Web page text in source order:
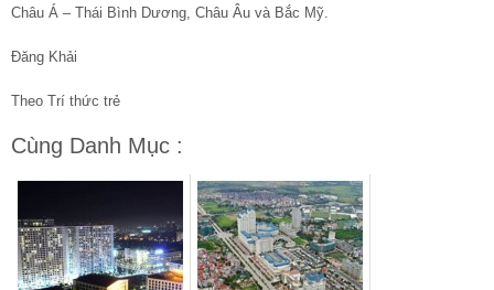
Châu Á – Thái Bình Dương, Châu Âu và Bắc Mỹ.
Đăng Khải
Theo Trí thức trẻ
Cùng Danh Mục :